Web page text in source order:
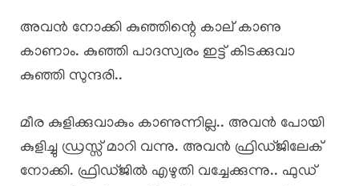
അവൻ നോക്കി കുഞ്ഞിന്റെ കാല് കാണു
കാണാം. കുഞ്ഞി പാദസ്വരം ഇട്ട് കിടക്കുവാ
കുഞ്ഞി സുന്ദരി..
മീര കുളിക്കുവാകും കാണുന്നില്ല.. അവൻ പോയി
കുളിച്ചു ഡ്രസ്സ്‌ മാറി വന്നു. അവൻ ഫ്രിഡ്ജിലേക്
നോക്കി. ഫ്രിഡ്ജിൽ എഴുതി വച്ചേക്കുന്നു.. ഫുഡ്‌